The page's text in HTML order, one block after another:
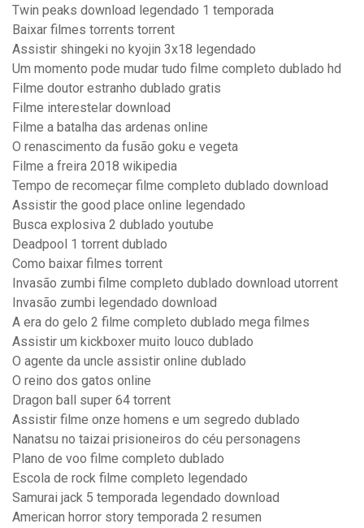
Twin peaks download legendado 1 temporada
Baixar filmes torrents torrent
Assistir shingeki no kyojin 3x18 legendado
Um momento pode mudar tudo filme completo dublado hd
Filme doutor estranho dublado gratis
Filme interestelar download
Filme a batalha das ardenas online
O renascimento da fusão goku e vegeta
Filme a freira 2018 wikipedia
Tempo de recomeçar filme completo dublado download
Assistir the good place online legendado
Busca explosiva 2 dublado youtube
Deadpool 1 torrent dublado
Como baixar filmes torrent
Invasão zumbi filme completo dublado download utorrent
Invasão zumbi legendado download
A era do gelo 2 filme completo dublado mega filmes
Assistir um kickboxer muito louco dublado
O agente da uncle assistir online dublado
O reino dos gatos online
Dragon ball super 64 torrent
Assistir filme onze homens e um segredo dublado
Nanatsu no taizai prisioneiros do céu personagens
Plano de voo filme completo dublado
Escola de rock filme completo legendado
Samurai jack 5 temporada legendado download
American horror story temporada 2 resumen